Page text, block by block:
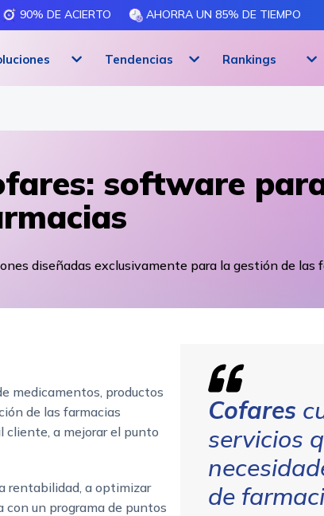
90% DE ACIERTO AHORRA UN 85% DE TIEMPO
Tendencias Rankings
software
diseñadas exclusivamente para la gestión de las
medicamentos, productos
de las farmacias
cliente, a mejorar el punto
rentabilidad, a optimizar
con un programa de puntos
Cofares
servicios
de